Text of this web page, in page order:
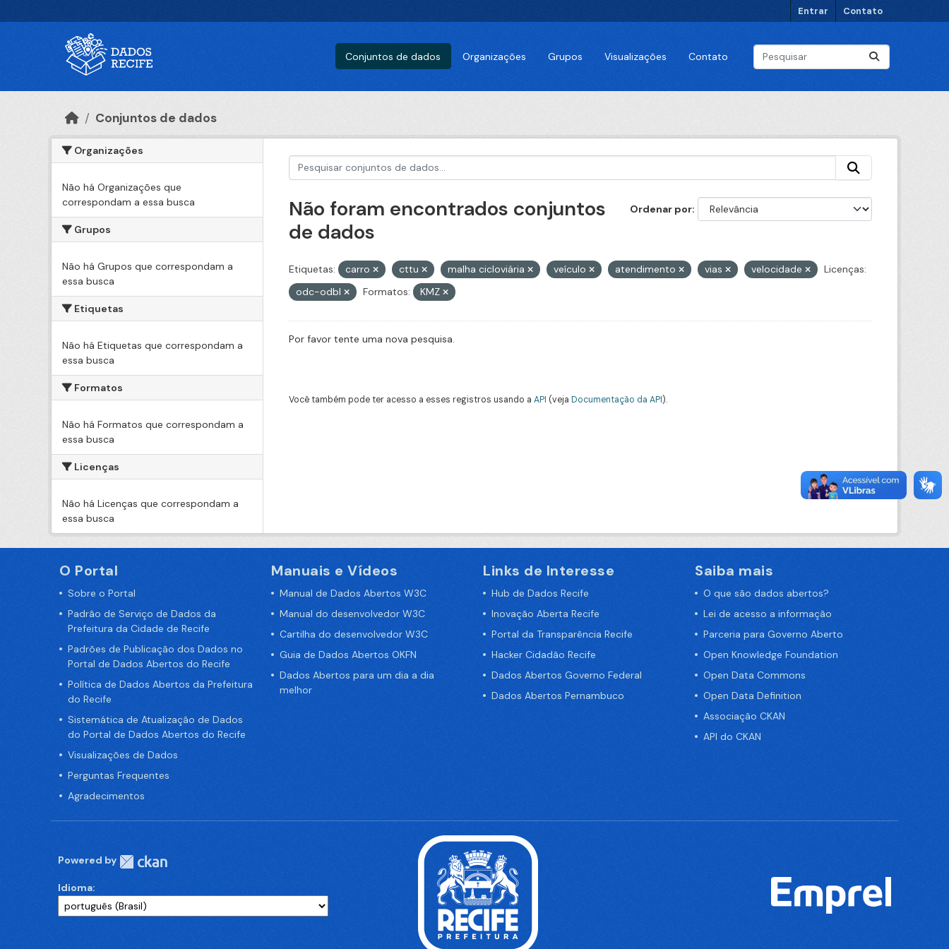
Entrar Contato
Conjuntos de dados Organizações Grupos Visualizações Contato
Conjuntos de dados
Organizações
Não há Organizações que
correspondam a essa busca
Grupos
Não há Grupos que correspondam a
essa busca
Etiquetas
Não há Etiquetas que correspondam a
essa busca
Formatos
Não há Formatos que correspondam a
essa busca
Licenças
Não há Licenças que correspondam a
essa busca
Ordenar por
Não foram encontrados conjuntos
de dados
Etiquetas: carro cttu malha cicloviária veículo atendimento vias velocidade
Licenças:
odc-odbl
Formatos: KMZ
Por favor tente uma nova pesquisa.
Você também pode ter acesso a esses registros usando a API (veja Documentação da API).
O Portal
Sobre o Portal
Padrão de Serviço de Dados da
Prefeitura da Cidade de Recife
Padrões de Publicação dos Dados no
Portal de Dados Abertos do Recife
Política de Dados Abertos da Prefeitura
do Recife
Sistemática de Atualização de Dados
do Portal de Dados Abertos do Recife
Visualizações de Dados
Perguntas Frequentes
Agradecimentos
Manuais e Vídeos
Manual de Dados Abertos W3C
Manual do desenvolvedor W3C
Cartilha do desenvolvedor W3C
Guia de Dados Abertos OKFN
Dados Abertos para um dia a dia
melhor
Links de Interesse
Hub de Dados Recife
Inovação Aberta Recife
Portal da Transparência Recife
Hacker Cidadão Recife
Dados Abertos Governo Federal
Dados Abertos Pernambuco
Saiba mais
O que são dados abertos?
Lei de acesso a informação
Parceria para Governo Aberto
Open Knowledge Foundation
Open Data Commons
Open Data Definition
Associação CKAN
API do CKAN
Powered by
Idioma